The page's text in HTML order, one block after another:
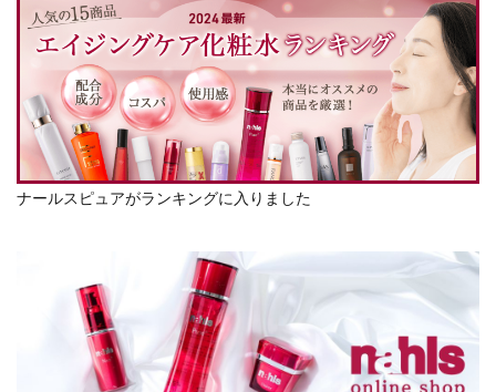
ナールスピュアがランキングに入りました